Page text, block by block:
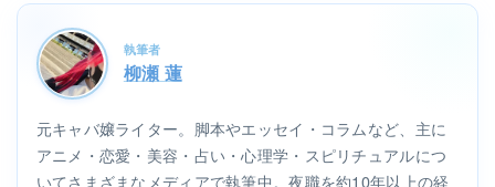
執筆者
柳瀬 蓮
元キャバ嬢ライター。脚本やエッセイ・コラムなど、主に
アニメ・恋愛・美容・占い・心理学・スピリチュアルにつ
いてさまざまなメディアで執筆中。夜職を約10年以上の経